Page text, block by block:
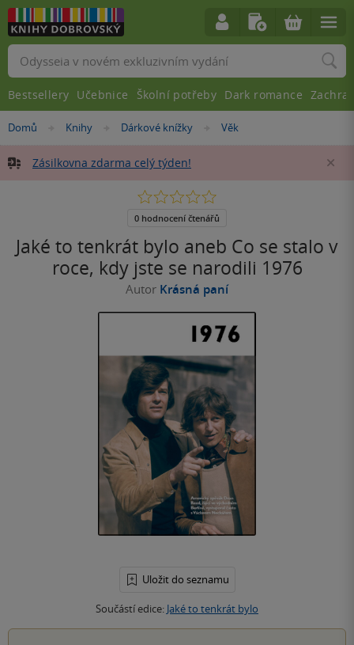
Nacházíte
zde:
Domů »
Knihy »
Dárkové knížky »
Věk
Zásilkovna zdarma celý týden!
Jaké to tenkrát bylo aneb Co se stalo v
roce, kdy jste se narodili 1976
Autor Krásná paní
Uložit do seznamu
Součástí edice: Jaké to tenkrát bylo
0.0
5
0 hodnocení čtenářů
Vyhledávání
Bestsellery Učebnice Školní potřeby Dark romance